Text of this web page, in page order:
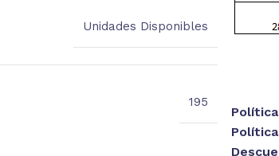
Unidades Disponibles
195